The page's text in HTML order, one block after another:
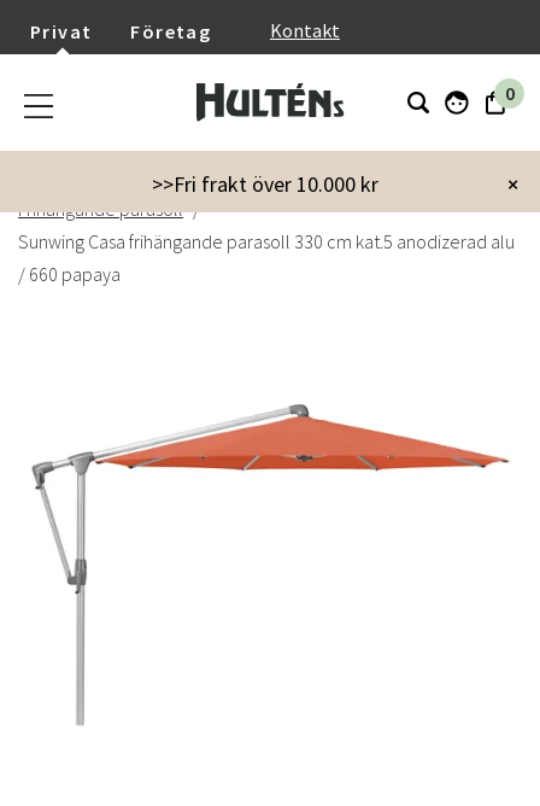
Privat Företag Kontakt
0
×
>>Fri frakt över 10.000 kr
Trädgård
Parasoll & Tillbehör
Frihängande parasoll
Sunwing Casa frihängande parasoll 330 cm kat.5 anodizerad alu
/ 660 papaya